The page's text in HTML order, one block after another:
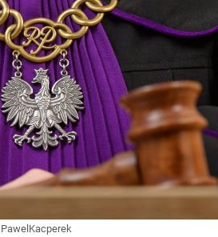
PawelKacperek